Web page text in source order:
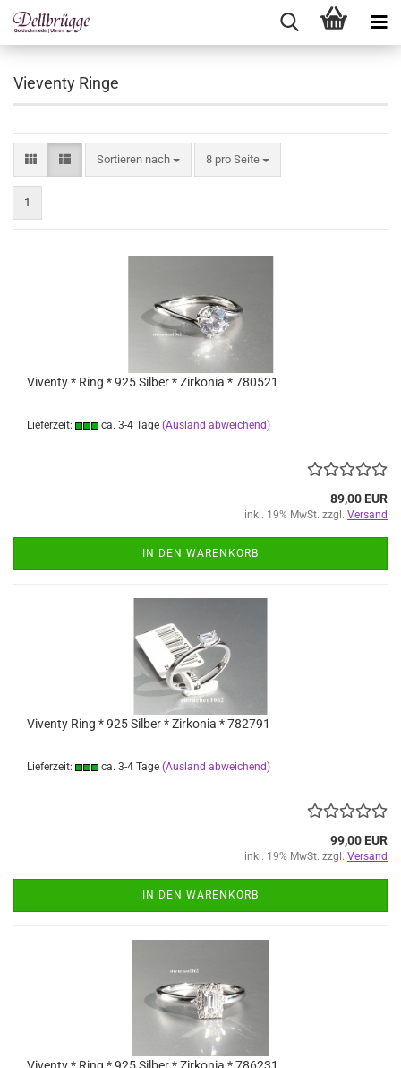
Vieventy Ringe
Sortieren nach
Sortieren nach 8 pro Seite
pro Seite
1
Viventy * Ring * 925 Silber * Zirkonia * 780521
Lieferzeit: ca. 3-4 Tage (Ausland abweichend)
89,00 EUR
inkl. 19% MwSt. zzgl. Versand
IN DEN WARENKORB
Viventy Ring * 925 Silber * Zirkonia * 782791
Lieferzeit: ca. 3-4 Tage (Ausland abweichend)
99,00 EUR
inkl. 19% MwSt. zzgl. Versand
IN DEN WARENKORB